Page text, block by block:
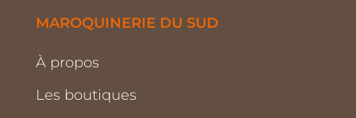
MAROQUINERIE DU SUD
À propos
Les boutiques